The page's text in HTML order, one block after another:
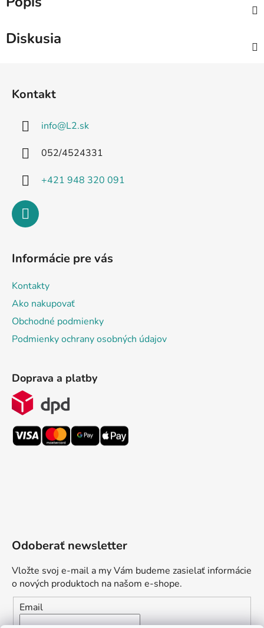
Diskusia
Kontakt
info@L2.sk
052/4524331
+421 948 320 091
Informácie pre vás
Kontakty
Ako nakupovať
Obchodné podmienky
Podmienky ochrany osobných údajov
Doprava a platby
Odoberať newsletter
Vložte svoj e-mail a my Vám budeme zasielať informácie
o nových produktoch na našom e-shope.
Email